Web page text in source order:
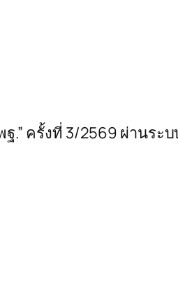
.” ครั้งที่ 3/2569 ผ่านระ